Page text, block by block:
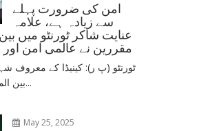
امن کی ضرورت پہلے
سے زیادہ ہے، علامہ
عنایت شاکر ٹورنٹو میں
مقررین نے عالمی امن اور
ٹورنٹو (پ ر): کینیڈا کے معروف
بین المذاہب تقریب کے مقررین...
May 25, 2025